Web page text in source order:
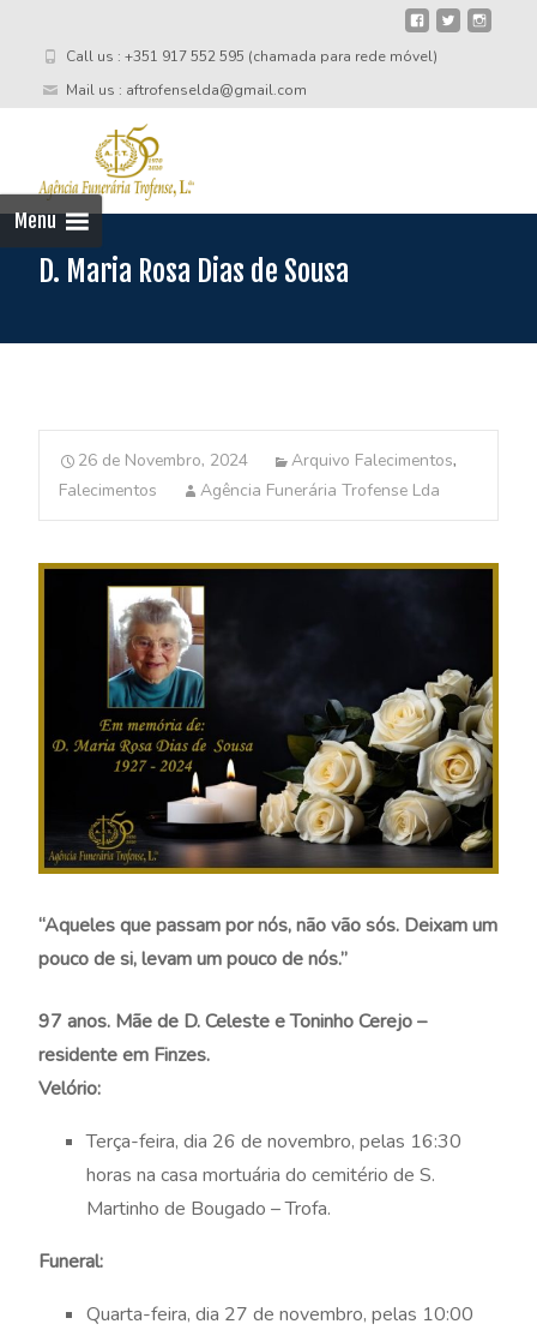
Call us : +351 917 552 595 (chamada para rede móvel)
Mail us : aftrofenselda@gmail.com
Menu
D. Maria Rosa Dias de Sousa
26 de Novembro, 2024 Arquivo Falecimentos,
Falecimentos
Agência Funerária Trofense Lda
“Aqueles quepassam pornós, não vão sós. Deixam um
pouco de si, levam um pouco de nós.”
97 anos. Mãe de D. Celeste e Toninho Cerejo –
residente em Finzes.
Velório:
Terça-feira, dia 26 de novembro, pelas 16:30
horas na casa mortuária do cemitério de S.
Martinho de Bougado – Trofa.
Funeral:
Quarta-feira, dia 27 de novembro, pelas 10:00